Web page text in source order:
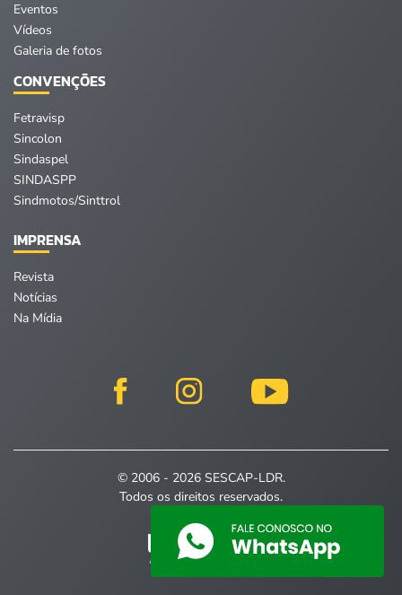
Eventos
Vídeos
Galeria de fotos
CONVENÇÕES
Fetravisp
Sincolon
Sindaspel
SINDASPP
Sindmotos/Sinttrol
IMPRENSA
Revista
Notícias
Na Mídia
© 2006 - 2026 SESCAP-LDR.
Todos os direitos reservados.